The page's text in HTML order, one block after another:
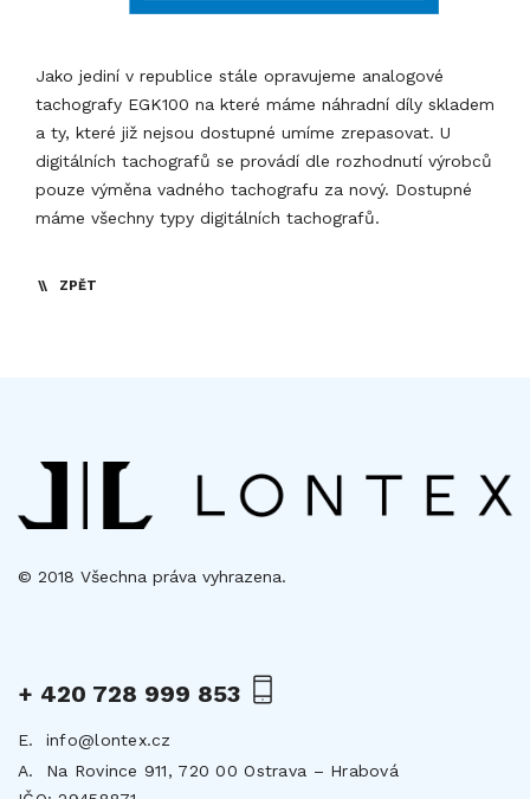
Jako jediní v republice stále opravujeme analogové
tachografy EGK100 na které máme náhradní díly skladem
a ty, které již nejsou dostupné umíme zrepasovat. U
digitálních tachografů se provádí dle rozhodnutí výrobců
pouze výměna vadného tachografu za nový. Dostupné
máme všechny typy digitálních tachografů.
ZPĚT
© 2018 Všechna práva vyhrazena.
+ 420 728 999 853
E.
info@lontex.cz
A.
Na Rovince 911, 720 00 Ostrava – Hrabová